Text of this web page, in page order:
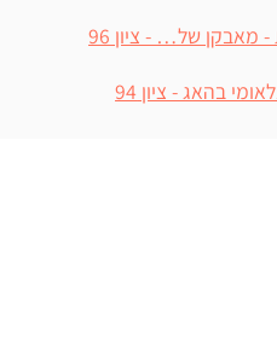
של… - ציון 96
בהאג - ציון 94